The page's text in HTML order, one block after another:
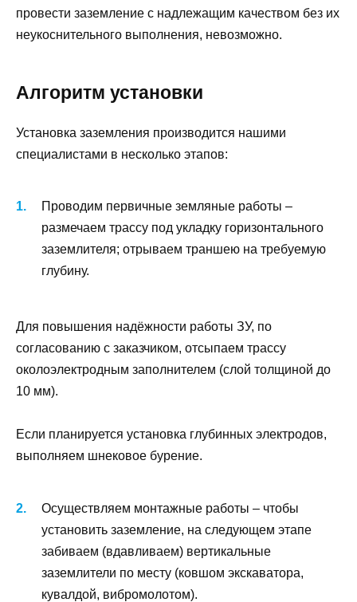
провести заземление с надлежащим качеством без их
неукоснительного выполнения, невозможно.
Алгоритм установки
Установка заземления производится нашими
специалистами в несколько этапов:
Проводим первичные земляные работы –
размечаем трассу под укладку горизонтального
заземлителя; отрываем траншею на требуемую
глубину.
Для повышения надёжности работы ЗУ, по
согласованию с заказчиком, отсыпаем трассу
околоэлектродным заполнителем (слой толщиной до
10 мм).
Если планируется установка глубинных электродов,
выполняем шнековое бурение.
Осуществляем монтажные работы – чтобы
установить заземление, на следующем этапе
забиваем (вдавливаем) вертикальные
заземлители по месту (ковшом экскаватора,
кувалдой, вибромолотом).